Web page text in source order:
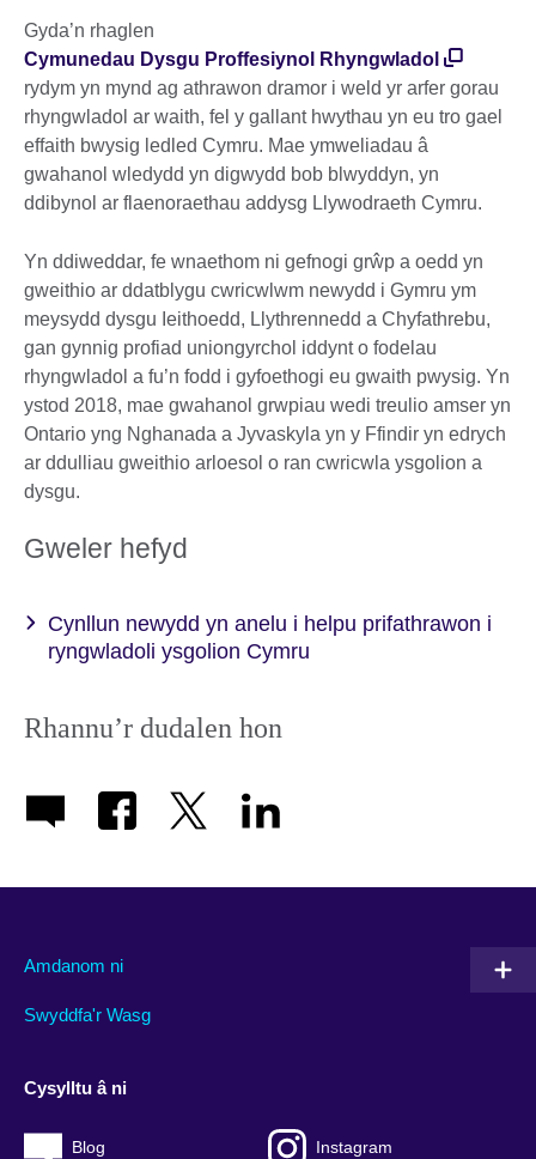
Gyda’n rhaglen
Cymunedau Dysgu Proffesiynol Rhyngwladol
rydym yn mynd ag athrawon dramor i weld yr arfer gorau
rhyngwladol ar waith, fel y gallant hwythau yn eu tro gael
effaith bwysig ledled Cymru. Mae ymweliadau â
gwahanol wledydd yn digwydd bob blwyddyn, yn
ddibynol ar flaenoraethau addysg Llywodraeth Cymru.
Yn ddiweddar, fe wnaethom ni gefnogi grŵp a oedd yn
gweithio ar ddatblygu cwricwlwm newydd i Gymru ym
meysydd dysgu Ieithoedd, Llythrennedd a Chyfathrebu,
gan gynnig profiad uniongyrchol iddynt o fodelau
rhyngwladol a fu’n fodd i gyfoethogi eu gwaith pwysig. Yn
ystod 2018, mae gwahanol grwpiau wedi treulio amser yn
Ontario yng Nghanada a Jyvaskyla yn y Ffindir yn edrych
ar ddulliau gweithio arloesol o ran cwricwla ysgolion a
dysgu.
Gweler hefyd
Cynllun newydd yn anelu i helpu prifathrawon i
ryngwladoli ysgolion Cymru
Rhannu’r dudalen hon
Amdanom ni
Swyddfa'r Wasg
Cysylltu â ni
Blog Instagram